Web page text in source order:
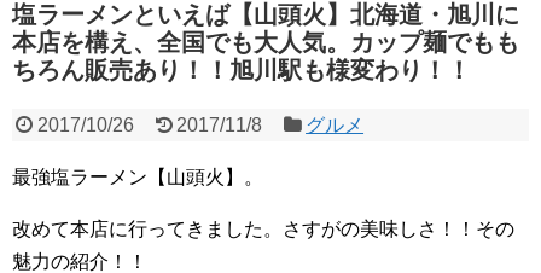
塩ラーメンといえば【山頭火】北海道・旭川に
本店を構え、全国でも大人気。カップ麺でもも
ちろん販売あり！！旭川駅も様変わり！！
2017/10/26 2017/11/8 グルメ
最強塩ラーメン【山頭火】。
改めて本店に行ってきました。さすがの美味しさ！！その
魅力の紹介！！